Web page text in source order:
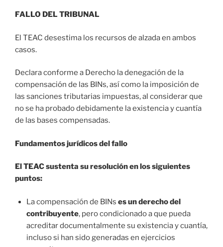
FALLO DEL TRIBUNAL
El TEAC desestima los recursos de alzada en ambos
casos.
Declara conforme a Derecho la denegación de la
compensación de las BINs, así como la imposición de
las sanciones tributarias impuestas, al considerar que
no se ha probado debidamente la existencia y cuantía
de las bases compensadas.
Fundamentos jurídicos del fallo
El TEAC sustenta su resolución en los siguientes
puntos:
La compensación de BINs es un derecho del
contribuyente, pero condicionado a que pueda
acreditar documentalmente su existencia y cuantía,
incluso si han sido generadas en ejercicios